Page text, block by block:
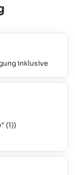
inklusive
(1))